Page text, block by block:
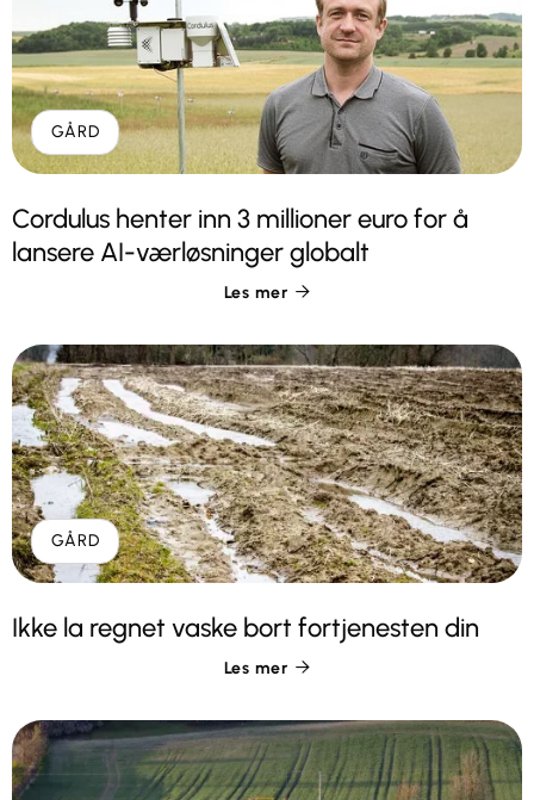
GÅRD
Cordulus henter inn 3 millioner euro for å
lansere AI-værløsninger globalt
Les mer 
GÅRD
Ikke la regnet vaske bort fortjenesten din
Les mer 